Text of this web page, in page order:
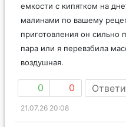
емкости с кипятком на
малинами по вашему
приготовления он сильно
пара или я перевзбила
воздушная.
0 0
21.07.26 20:08